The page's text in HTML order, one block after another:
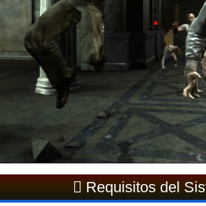
Requisitos del